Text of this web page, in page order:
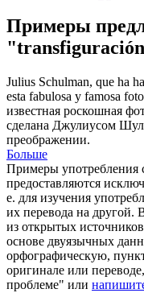
Примеры
Julius Schulman, que ha
esta fabulosa y famosa
известная роскошная
сделана Джулиусом
преображении.
Больше
Примеры употребления
предоставляются
е. для изучения
их перевода на другой.
из открытых
основе двуязычных
орфографическую,
оригинале или
проблеме" или